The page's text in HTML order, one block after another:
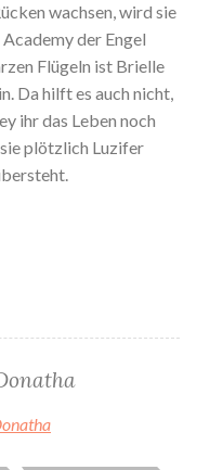
wachsen, wird sie
der Engel
Flügeln ist Brielle
Da hilft es auch nicht,
ihr das Leben noch
plötzlich Luzifer